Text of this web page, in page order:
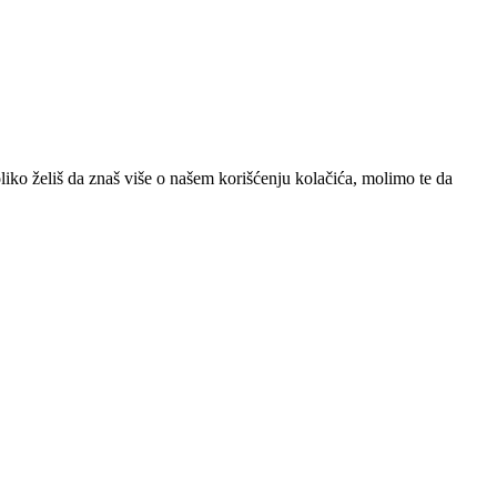
želiš da znaš više o našem korišćenju kolačića, molimo te da